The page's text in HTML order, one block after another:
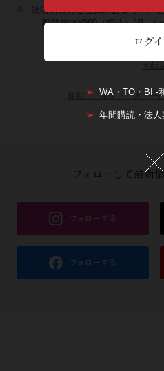
決済情報のご登録が必要です。
期間後は¥990（税込）/月。
連載：「祇園さゝ木」一
フォローして最新
ログ
WA・TO・BI -
年間購読・法人